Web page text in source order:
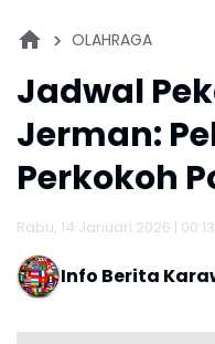
OLAHRAGA
Jadwal
Jerman:
Perkokoh
Rabu, 14 Januari 2026 |
Info Berita